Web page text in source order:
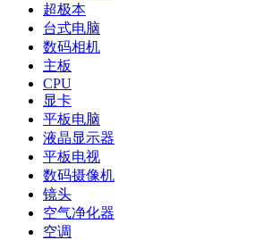
超极本
台式电脑
数码相机
主板
CPU
显卡
平板电脑
液晶显示器
平板电视
数码摄像机
镜头
空气净化器
空调